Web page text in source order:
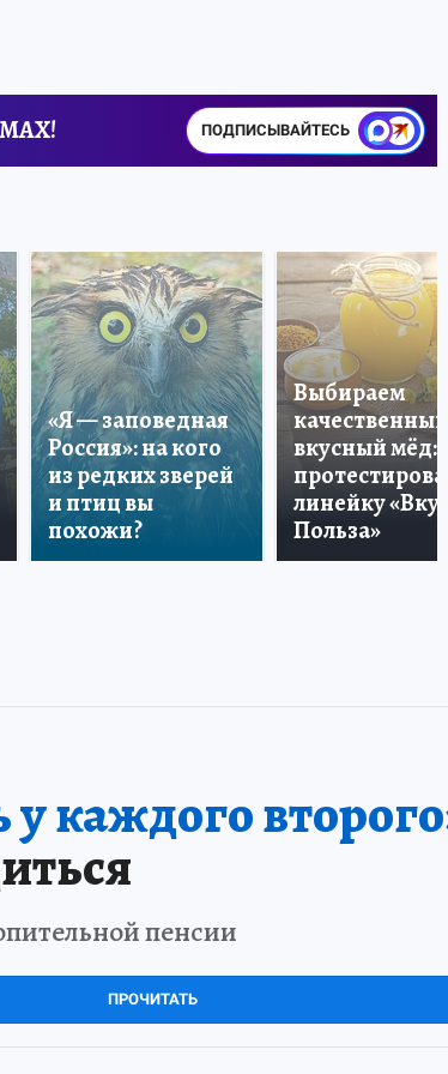
ПОДПИСЫВАЙТЕСЬ
«Я — заповедная
Россия»: на кого
из редких зверей
и птиц вы
похожи?
Выбираем
качественный
вкусный мёд:
линейку «Вкус
Польза»
каждого
пенсии
ПРОЧИТАТЬ